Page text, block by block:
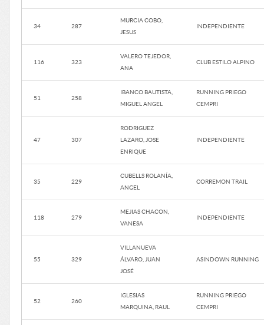
34 287
MURCIA COBO,
JESUS
INDEPENDIENTE
116 323
VALERO TEJEDOR,
ANA
CLUB ESTILO ALPINO
51 258
IBANCO BAUTISTA,
MIGUEL ANGEL
RUNNING PRIEGO
CEMPRI
47 307
RODRIGUEZ
LAZARO, JOSE
ENRIQUE
INDEPENDIENTE
35 229
CUBELLS ROLANÍA,
ANGEL
CORREMON TRAIL
118 279
MEJIAS CHACON,
VANESA
INDEPENDIENTE
55 329
VILLANUEVA
ÁLVARO, JUAN
JOSÉ
ASINDOWN RUNNING
52 260
IGLESIAS
MARQUINA, RAUL
RUNNING PRIEGO
CEMPRI